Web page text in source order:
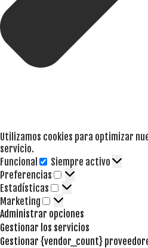
Utilizamos cookies para optimizar
servicio.
Funcional
Funcional
Siempre activo
Preferencias
Preferencias
Estadísticas Estadísticas
Marketing Marketing
Administrar opciones
Gestionar los servicios
Gestionar {vendor_count}